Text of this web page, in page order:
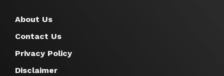
About Us
Contact Us
Privacy Policy
Disclaimer